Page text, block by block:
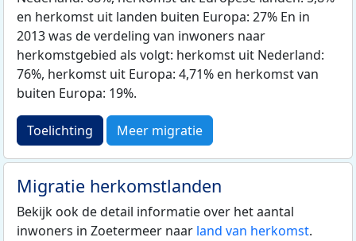
en herkomst uit landen buiten Europa: 27% En in
2013 was de verdeling van inwoners naar
herkomstgebied als volgt: herkomst uit Nederland:
76%, herkomst uit Europa: 4,71% en herkomst van
buiten Europa: 19%.
Toelichting Meer migratie
Migratie herkomstlanden
Bekijk ook de detail informatie over het aantal
inwoners in Zoetermeer naar land van herkomst.